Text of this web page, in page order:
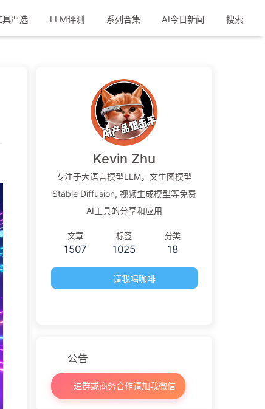
具严选 LLM评测 系列合集 AI今日新闻 搜索
Kevin Zhu
专注于大语言模型LLM，文生图模型
Stable Diffusion, 视频生成模型等免费
AI工具的分享和应用
文章
1507
标签
1025
分类
18
请我喝咖啡
公告
进群或商务合作请加我微信